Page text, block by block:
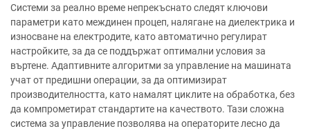
Системи за реално време непрекъснато следят ключови
параметри като междинен процеп, налягане на диелектрика и
износване на електродите, като автоматично регулират
настройките, за да се поддържат оптимални условия за
въртене. Адаптивните алгоритми за управление на машината
учат от предишни операции, за да оптимизират
производителността, като намалят циклите на обработка, без
да компрометират стандартите на качеството. Тази сложна
система за управление позволява на операторите лесно да